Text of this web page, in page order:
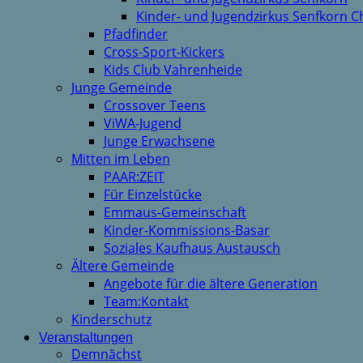
Kinder- und Jugendzirkus Senfkorn
Pfadfinder
Cross-Sport-Kickers
Kids Club Vahrenheide
Junge Gemeinde
Crossover Teens
ViWA-Jugend
Junge Erwachsene
Mitten im Leben
PAAR:ZEIT
Für Einzelstücke
Emmaus-Gemeinschaft
Kinder-Kommissions-Basar
Soziales Kaufhaus Austausch
Ältere Gemeinde
Angebote für die ältere Generation
Team:Kontakt
Kinderschutz
Veranstaltungen
Demnächst